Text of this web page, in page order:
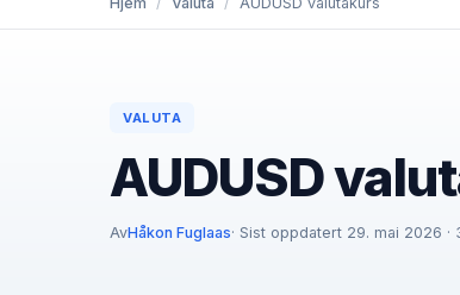
VALUTA
AUDUSD
AvHåkon Fuglaas· Sist oppdatert 29. mai 2026 ·